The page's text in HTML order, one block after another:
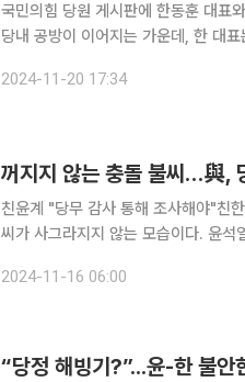
국민의힘 당원 게시판에 한동훈 대표
당내 공방이 이어지는 가운데, 한 대
오후 한 언론사 행사에 참석한 뒤 당
2024-11-20 17:34
꺼지지 않는 충돌 불씨…與,
친윤계 "당무 감사 통해 조사해야"친한계 "논리적
씨가 사그라지지 않는 모습이다. 윤석
의원총회에서 친윤(친윤석열)계와 친
2024-11-16 06:00
“당정 해빙기?”...윤-한 불안